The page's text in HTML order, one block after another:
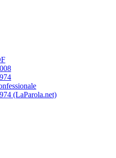
(LaParola.net)